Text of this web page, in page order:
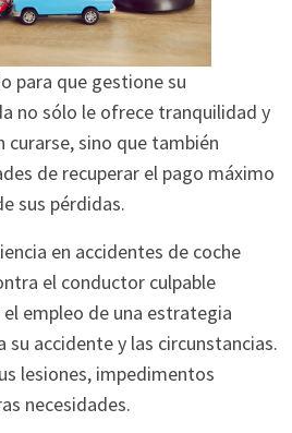
para que gestione su
no sólo le ofrece tranquilidad y
curarse, sino que también
de recuperar el pago máximo
sus pérdidas.
en accidentes de coche
el conductor culpable
empleo de una estrategia
su accidente y las circunstancias.
lesiones, impedimentos
necesidades.